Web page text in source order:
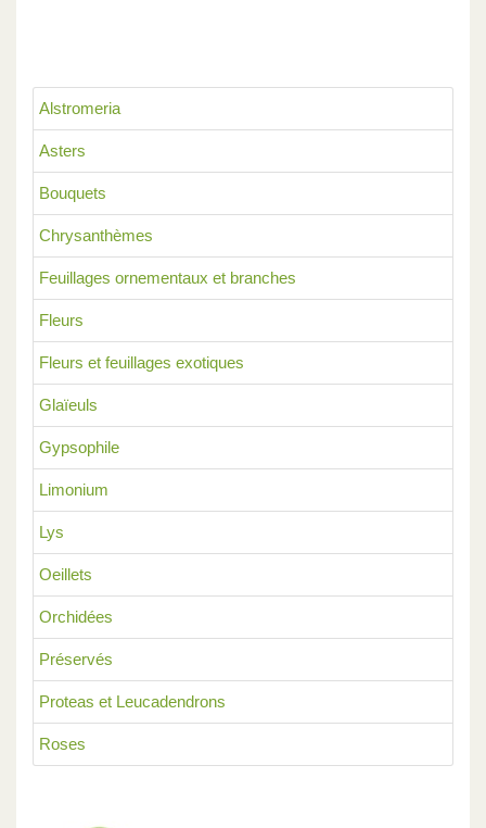
Alstromeria
Asters
Bouquets
Chrysanthèmes
Feuillages ornementaux et branches
Fleurs
Fleurs et feuillages exotiques
Glaïeuls
Gypsophile
Limonium
Lys
Oeillets
Orchidées
Préservés
Proteas et Leucadendrons
Roses